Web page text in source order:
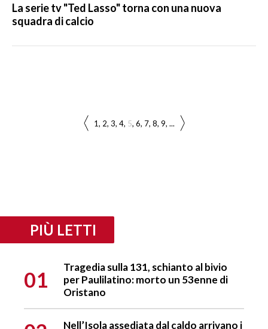
La serie tv "Ted Lasso" torna con una nuova
squadra di calcio
1 2 3 4 5 6 7 8 9 ...
PIÙ LETTI
01
Tragedia sulla 131, schianto al bivio
per Paulilatino: morto un 53enne di
Oristano
Nell’Isola assediata dal caldo arrivano i